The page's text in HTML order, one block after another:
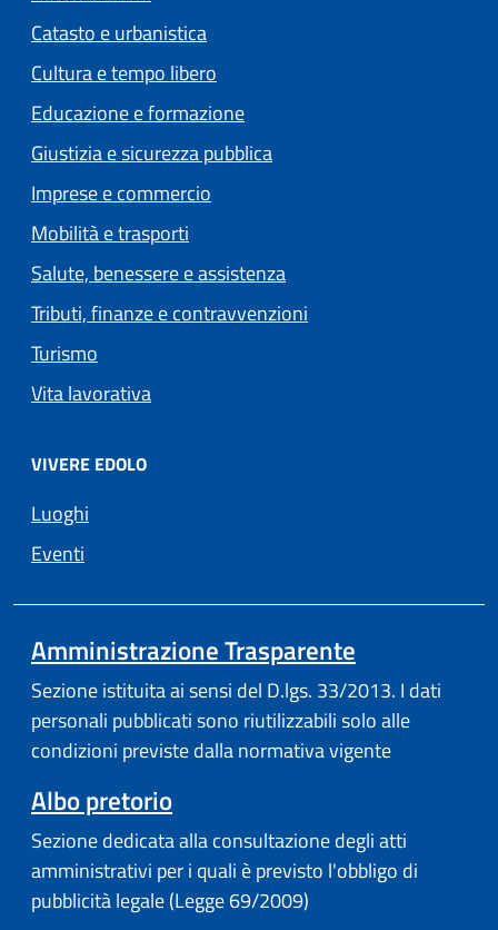
Catasto e urbanistica
Cultura e tempo libero
Educazione e formazione
Giustizia e sicurezza pubblica
Imprese e commercio
Mobilità e trasporti
Salute, benessere e assistenza
Tributi, finanze e contravvenzioni
Turismo
Vita lavorativa
VIVERE EDOLO
Luoghi
Eventi
Amministrazione Trasparente
Sezione istituita ai sensi del D.lgs. 33/2013. I dati
personali pubblicati sono riutilizzabili solo alle
condizioni previste dalla normativa vigente
Albo pretorio
Sezione dedicata alla consultazione degli atti
amministrativi per i quali è previsto l'obbligo di
pubblicità legale (Legge 69/2009)